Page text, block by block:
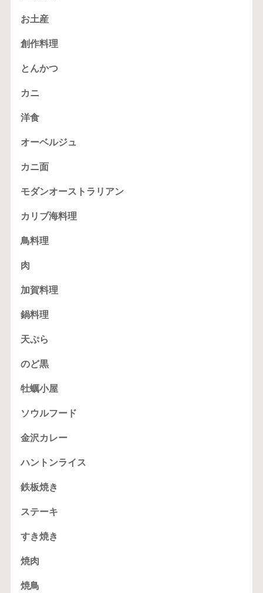
お土産
創作料理
とんかつ
カニ
洋食
オーベルジュ
カニ面
モダンオーストラリアン
カリブ海料理
鳥料理
肉
加賀料理
鍋料理
天ぷら
のど黒
牡蠣小屋
ソウルフード
金沢カレー
ハントンライス
鉄板焼き
ステーキ
すき焼き
焼肉
焼鳥